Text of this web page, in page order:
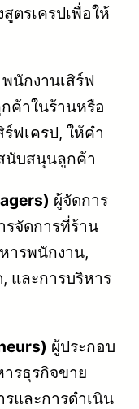
ตรเครปเพื่อให้
พนักงานเสิร์ฟ
ค้าในร้านหรือ
ร์ฟเครป, ให้คำ
นับสนุนลูกค้า
ผู้จัดการ
รจัดการที่ร้าน
ารพนักงาน,
และการบริหาร
ผู้ประกอบ
รธุรกิจขาย
รและการดำเนิน